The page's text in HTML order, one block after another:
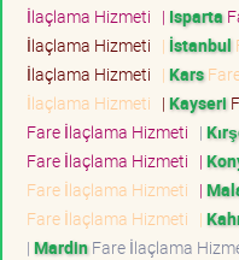
İlaçlama Hizmeti | Isparta
İlaçlama Hizmeti | İstanbul
İlaçlama Hizmeti | Kars
İlaçlama Hizmeti | Kayseri
Fare İlaçlama Hizmeti |
Fare İlaçlama Hizmeti |
Fare İlaçlama Hizmeti |
Fare İlaçlama Hizmeti |
| MardinFare İlaçlama